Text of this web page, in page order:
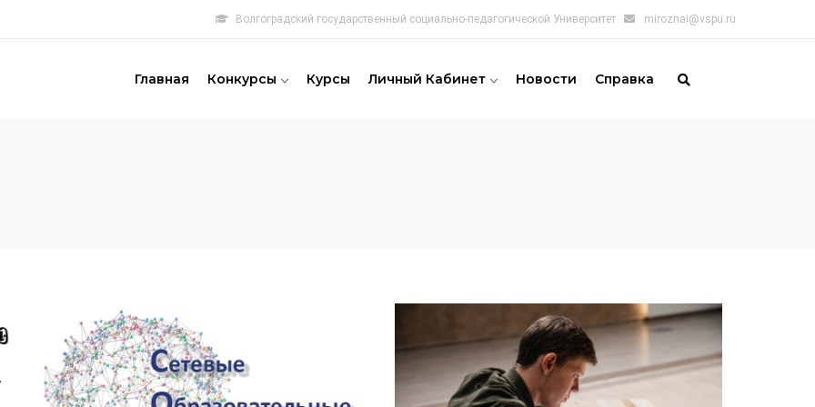
Волгоградский государственный социально-педагогической Университет miroznai@vspu.ru
Главная Конкурсы Курсы Личный Кабинет Новости Справка